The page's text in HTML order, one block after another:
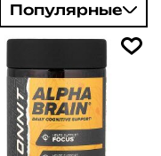
Популярные